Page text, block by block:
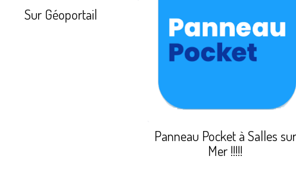
Sur Géoportail
Panneau Pocket à Salles sur
Mer !!!!!